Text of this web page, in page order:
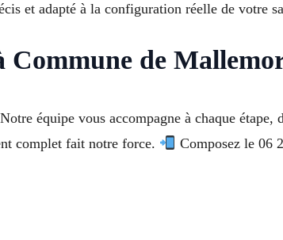
et adapté à la configuration réelle de votre
Commune de
Notre équipe vous accompagne à chaque étape,
complet fait notre force.
Composez le 06